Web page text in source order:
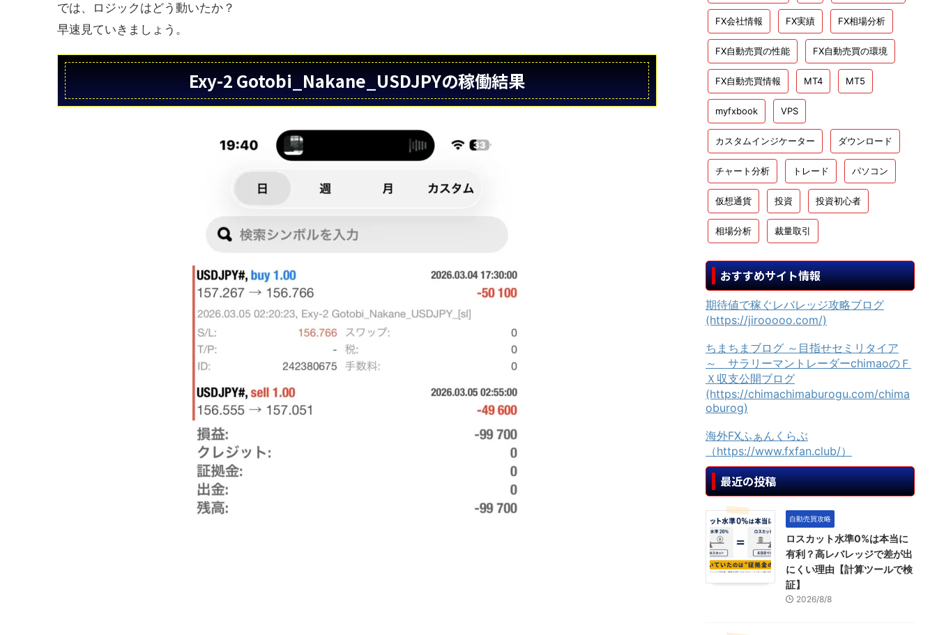
では、ロジックはどう動いたか？
早速見ていきましょう。
Exy-2 Gotobi_Nakane_USDJPYの稼働結果
FX会社情報 FX実績 FX相場分析
FX自動売買の性能 FX自動売買の環境
FX自動売買情報 MT4 MT5
myfxbook VPS
カスタムインジケーター ダウンロード
チャート分析 トレード パソコン
仮想通貨 投資 投資初心者
相場分析 裁量取引
おすすめサイト情報
期待値で稼ぐレバレッジ攻略ブログ
(https://jirooooo.com/)
ちまちまブログ ～目指せセミリタイア
～ サラリーマントレーダーchimaoのＦ
Ｘ収支公開ブログ
(https://chimachimaburogu.com/chima
oburog)
海外FXふぁんくらぶ
（https://www.fxfan.club/）
最近の投稿
自動売買攻略
ロスカット水準0%は本当に
有利？高レバレッジで差が出
にくい理由【計算ツールで検
証】
2026/8/8